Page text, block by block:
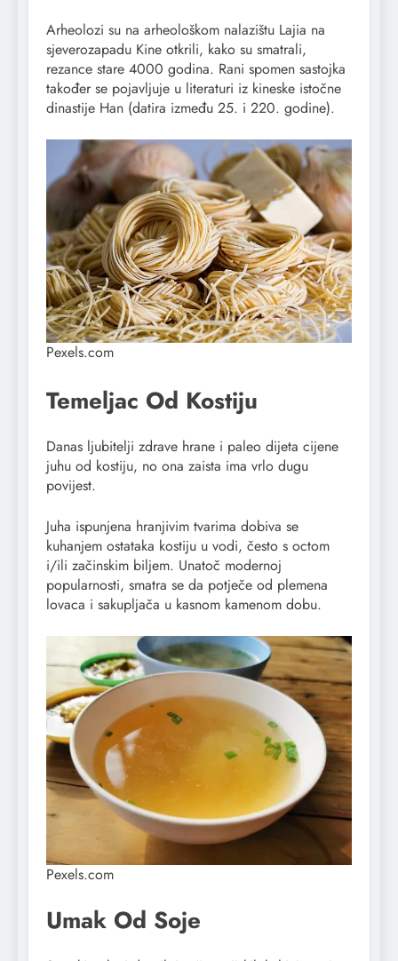
Arheolozi su na arheološkom nalazištu Lajia na
sjeverozapadu Kine otkrili, kako su smatrali,
rezance stare 4000 godina. Rani spomen sastojka
također se pojavljuje u literaturi iz kineske istočne
dinastije Han (datira između 25. i 220. godine).
Pexels.com
Temeljac Od Kostiju
Danas ljubitelji zdrave hrane i paleo dijeta cijene
juhu od kostiju, no ona zaista ima vrlo dugu
povijest.
Juha ispunjena hranjivim tvarima dobiva se
kuhanjem ostataka kostiju u vodi, često s octom
i/ili začinskim biljem. Unatoč modernoj
popularnosti, smatra se da potječe od plemena
lovaca i sakupljača u kasnom kamenom dobu.
Pexels.com
Umak Od Soje